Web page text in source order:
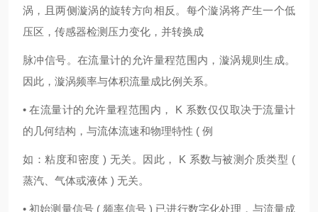
涡，且两侧漩涡的旋转方向相反。每个漩涡将产生一个低
压区，传感器检测压力变化，并转换成
脉冲信号。在流量计的允许量程范围内，漩涡规则生成。
因此，漩涡频率与体积流量成比例关系。
• 在流量计的允许量程范围内， K 系数仅仅取决于流量计
的几何结构，与流体流速和物理特性 ( 例
如：粘度和密度 ) 无关。因此， K 系数与被测介质类型 (
蒸汽、气体或液体 ) 无关。
• 初始测量信号 ( 频率信号 ) 已进行数字化处理，与流量成